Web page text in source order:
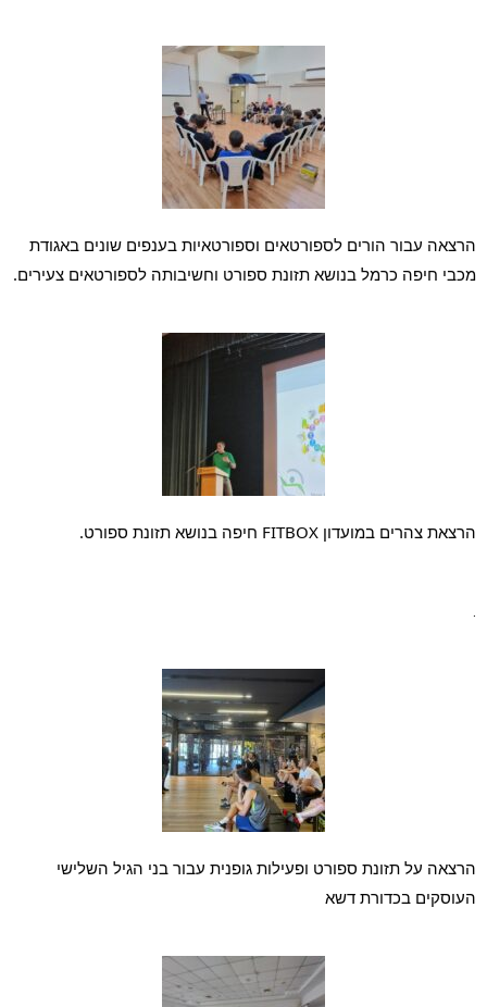
הרצאה עבור הורים לספורטאים וספורטאיות בענפים שונים באגודת
מכבי חיפה כרמל בנושא תזונת ספורט וחשיבותה לספורטאים צעירים.
הרצאת צהרים במועדון FITBOX חיפה בנושא תזונת ספורט.
הרצאה על תזונת ספורט ופעילות גופנית עבור בני הגיל השלישי
העוסקים בכדורת דשא